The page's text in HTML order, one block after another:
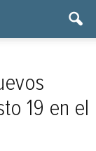
19 en el